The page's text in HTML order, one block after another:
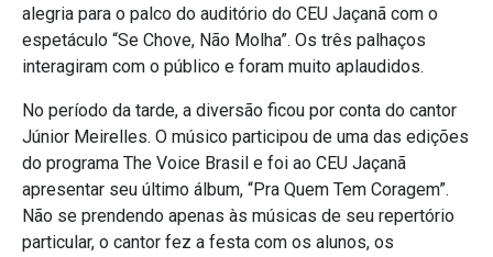
alegria para o palco do auditório do CEU Jaçanã com o
espetáculo “Se Chove, Não Molha”. Os três palhaços
interagiram com o público e foram muito aplaudidos.
No período da tarde, a diversão ficou por conta do cantor
Júnior Meirelles. O músico participou de uma das edições
do programa The Voice Brasil e foi ao CEU Jaçanã
apresentar seu último álbum, “Pra Quem Tem Coragem”.
Não se prendendo apenas às músicas de seu repertório
particular, o cantor fez a festa com os alunos, os